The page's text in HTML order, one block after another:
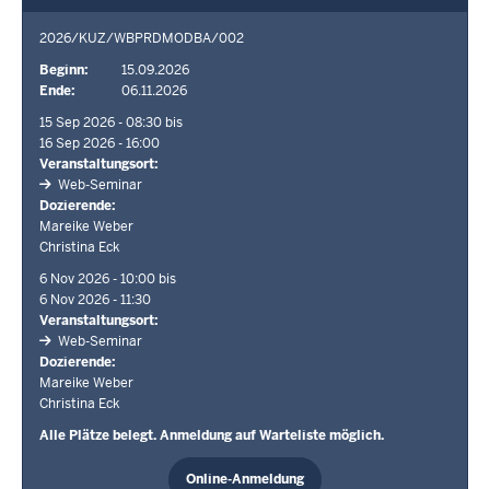
2026/KUZ/WBPRDMODBA/002
Beginn
15.09.2026
Ende
06.11.2026
15 Sep 2026 - 08:30
16 Sep 2026 - 16:00
Veranstaltungsort
Web-Seminar
Dozierende
Mareike Weber
Christina Eck
6 Nov 2026 - 10:00
6 Nov 2026 - 11:30
Veranstaltungsort
Web-Seminar
Dozierende
Mareike Weber
Christina Eck
Alle Plätze belegt. Anmeldung auf Warteliste möglich.
Online-Anmeldung